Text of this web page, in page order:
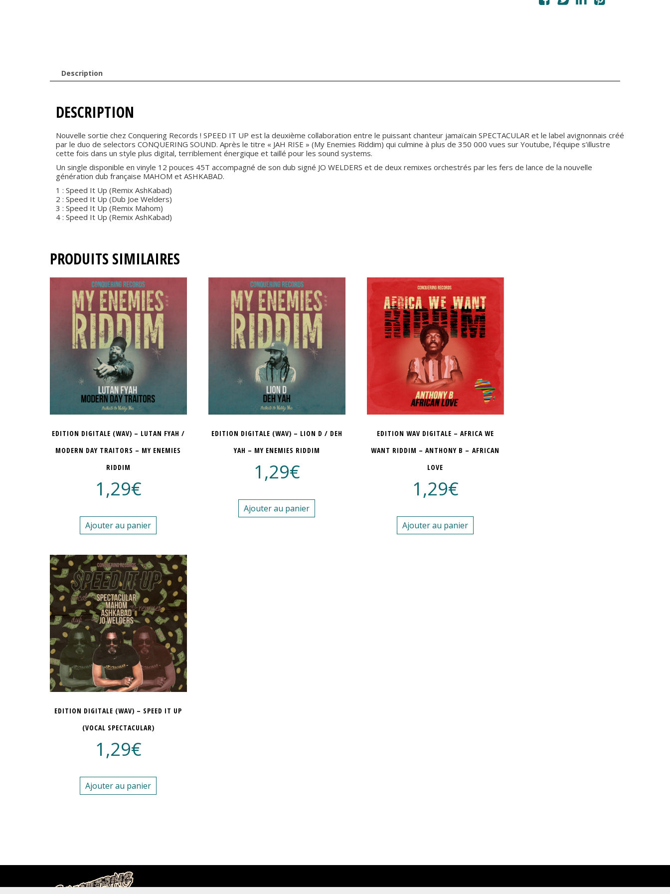
Description
DESCRIPTION
Nouvelle sortie chez Conquering Records ! SPEED IT UP est la deuxième collaboration entre le puissant chanteur jamaïcain SPECTACULAR et le label avignonnais créé
par le duo de selectors CONQUERING SOUND. Après le titre « JAH RISE » (My Enemies Riddim) qui culmine à plus de 350 000 vues sur Youtube, l’équipe s’illustre
cette fois dans un style plus digital, terriblement énergique et taillé pour les sound systems.
Un single disponible en vinyle 12 pouces 45T accompagné de son dub signé JO WELDERS et de deux remixes orchestrés par les fers de lance de la nouvelle
génération dub française MAHOM et ASHKABAD.
1 : Speed It Up (Remix AshKabad)
2 : Speed It Up (Dub Joe Welders)
3 : Speed It Up (Remix Mahom)
4 : Speed It Up (Remix AshKabad)
PRODUITS SIMILAIRES
EDITION DIGITALE (WAV) – LUTAN FYAH /
MODERN DAY TRAITORS – MY ENEMIES
RIDDIM
1,29€
Ajouter au panier
EDITION DIGITALE (WAV) – LION D / DEH
YAH – MY ENEMIES RIDDIM
1,29€
Ajouter au panier
EDITION WAV DIGITALE – AFRICA WE
WANT RIDDIM – ANTHONY B – AFRICAN
LOVE
1,29€
Ajouter au panier
EDITION DIGITALE (WAV) – SPEED IT UP
(VOCAL SPECTACULAR)
1,29€
Ajouter au panier